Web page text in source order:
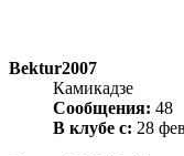
Bektur2007
Камикадзе
Сообщения: 48
В клубе с: 28